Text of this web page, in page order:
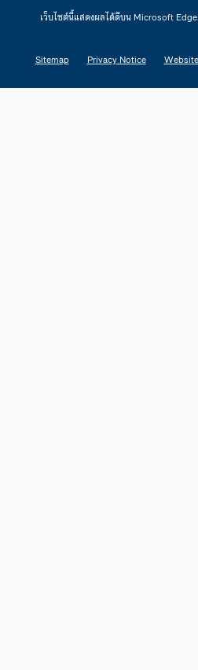
เว็บไซต์นี้แสดงผลได้ดีบน Microsoft
Sitemap Privacy Notice